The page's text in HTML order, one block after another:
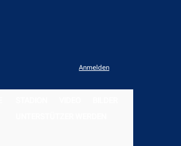
Anmelden